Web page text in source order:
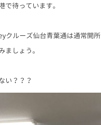
で待っています。
クルーズ仙台青葉通は通常開所
ましょう。
い？？？